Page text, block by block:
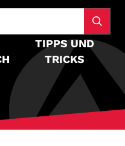
TIPPS UND
TRICKS